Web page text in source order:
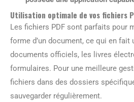
Utilisation optimale de vos fichiers
Les fichiers PDF sont parfaits pour
forme d’un document, ce qui en
documents officiels, les livres
formulaires. Pour une meilleure
fichiers dans des dossiers
sauvegarder régulièrement.